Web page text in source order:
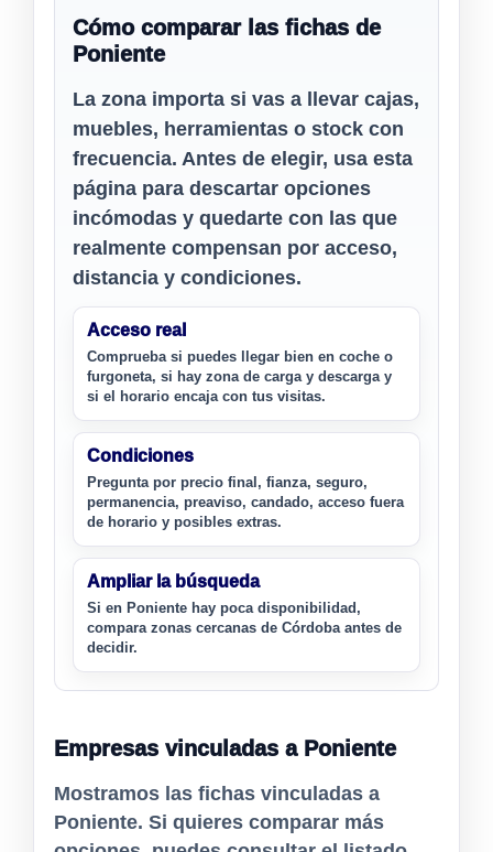
Cómo comparar las fichas de
Poniente
La zona importa si vas a llevar cajas,
muebles, herramientas o stock con
frecuencia. Antes de elegir, usa esta
página para descartar opciones
incómodas y quedarte con las que
realmente compensan por acceso,
distancia y condiciones.
Acceso real
Comprueba si puedes llegar bien en coche o
furgoneta, si hay zona de carga y descarga y
si el horario encaja con tus visitas.
Condiciones
Pregunta por precio final, fianza, seguro,
permanencia, preaviso, candado, acceso fuera
de horario y posibles extras.
Ampliar la búsqueda
Si en Poniente hay poca disponibilidad,
compara zonas cercanas de Córdoba antes de
decidir.
Empresas vinculadas a Poniente
Mostramos las fichas vinculadas a
Poniente. Si quieres comparar más